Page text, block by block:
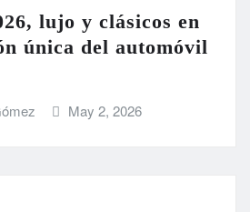
lujo y clásicos en
única del automóvil
May 2, 2026